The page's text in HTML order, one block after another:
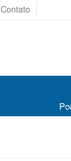
Contato